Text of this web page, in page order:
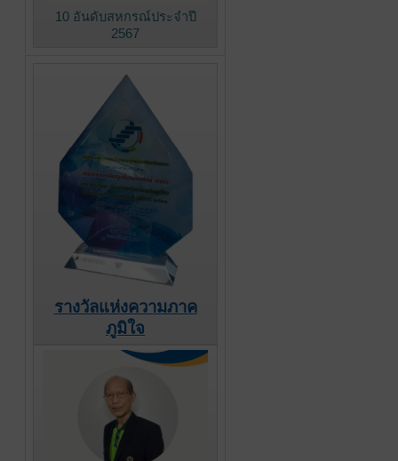
10 อันดับสหกรณ์ประจำปี
2567
รางวัลแห่งความภาค
ภูมิใจ